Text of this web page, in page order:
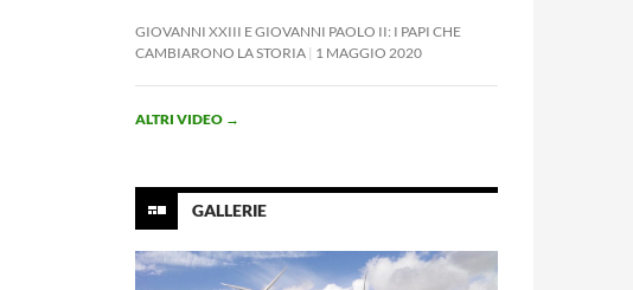
GIOVANNI XXIII E GIOVANNI PAOLO II: I PAPI CHE
CAMBIARONO LA STORIA 1 MAGGIO 2020
ALTRI VIDEO →
GALLERIE